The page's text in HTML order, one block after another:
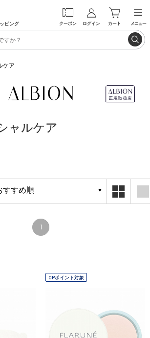
ピング クーポン ログイン カート メニュー
ケア
ャルケア
1
OPポイント対象